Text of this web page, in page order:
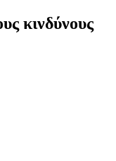
κινδύνους